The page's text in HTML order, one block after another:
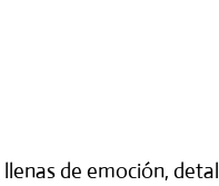
llenas de emoción,